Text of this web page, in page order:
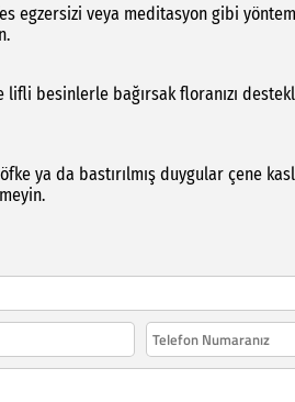
egzersizi veya meditasyon gibi
lifli besinlerle bağırsak floranızı
ya da bastırılmış duygular çene